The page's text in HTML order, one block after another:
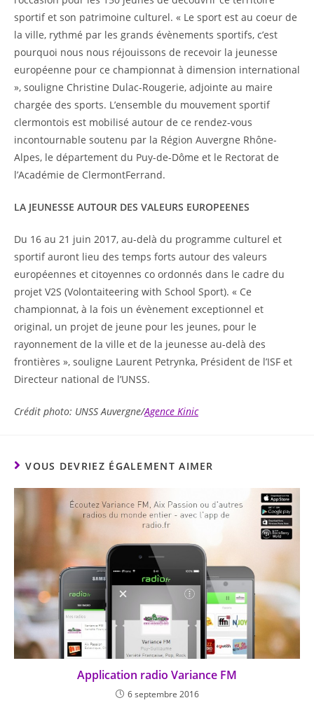
sportif et son patrimoine culturel. « Le sport est au coeur de
la ville, rythmé par les grands évènements sportifs, c’est
pourquoi nous nous réjouissons de recevoir la jeunesse
européenne pour ce championnat à dimension international
», souligne Christine Dulac-Rougerie, adjointe au maire
chargée des sports. L’ensemble du mouvement sportif
clermontois est mobilisé autour de ce rendez-vous
incontournable soutenu par la Région Auvergne Rhône-
Alpes, le département du Puy-de-Dôme et le Rectorat de
l’Académie de ClermontFerrand.
LA JEUNESSE AUTOUR DES VALEURS EUROPEENES
Du 16 au 21 juin 2017, au-delà du programme culturel et
sportif auront lieu des temps forts autour des valeurs
européennes et citoyennes co ordonnés dans le cadre du
projet V2S (Volontaiteering with School Sport). « Ce
championnat, à la fois un évènement exceptionnel et
original, un projet de jeune pour les jeunes, pour le
rayonnement de la ville et de la jeunesse au-delà des
frontières », souligne Laurent Petrynka, Président de l’ISF et
Directeur national de l’UNSS.
Crédit photo: UNSS Auvergne/Agence Kinic
VOUS DEVRIEZ ÉGALEMENT AIMER
Application radio Variance FM
6 septembre 2016